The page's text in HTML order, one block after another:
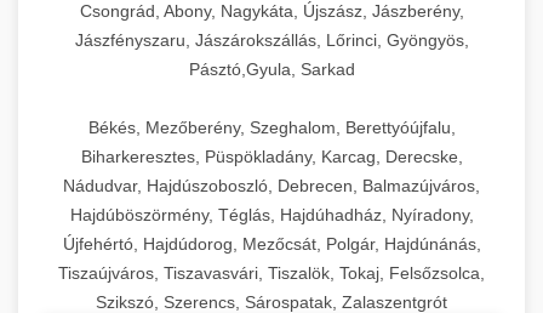
Csongrád, Abony, Nagykáta, Újszász, Jászberény,
Jászfényszaru, Jászárokszállás, Lőrinci, Gyöngyös,
Pásztó,Gyula, Sarkad
Békés, Mezőberény, Szeghalom, Berettyóújfalu,
Biharkeresztes, Püspökladány, Karcag, Derecske,
Nádudvar, Hajdúszoboszló, Debrecen, Balmazújváros,
Hajdúböszörmény, Téglás, Hajdúhadház, Nyíradony,
Újfehértó, Hajdúdorog, Mezőcsát, Polgár, Hajdúnánás,
Tiszaújváros, Tiszavasvári, Tiszalök, Tokaj, Felsőzsolca,
Szikszó, Szerencs, Sárospatak, Zalaszentgrót